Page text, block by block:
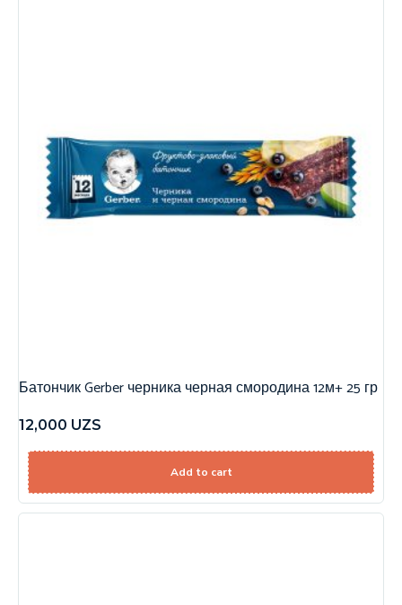
Батончик Gerber черника черная смородина 12м+ 25 гр
12,000 UZS
Add to cart